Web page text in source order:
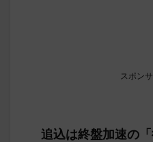
スポン
追込は終盤加速の